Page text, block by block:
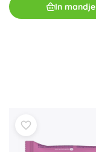
In mandje